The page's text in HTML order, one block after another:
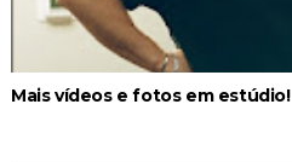
Mais vídeos e fotos em estúdio!